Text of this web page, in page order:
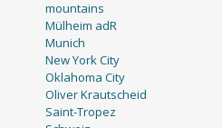
mountains
Mülheim adR
Munich
New York City
Oklahoma City
Oliver Krautscheid
Saint-Tropez